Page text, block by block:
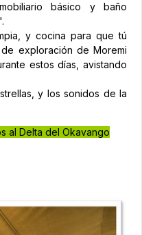
básico y baño
y cocina para que tú
exploración de Moremi
estos días, avistando
y los sonidos de la
al Delta del Okavango